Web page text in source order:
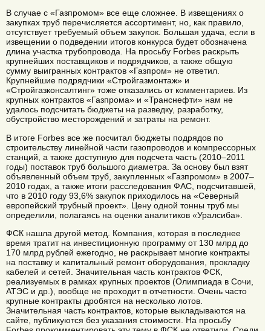
В случае с «Газпромом» все еще сложнее. В извещениях о
закупках труб перечисляется ассортимент, но, как правило,
отсутствует требуемый объем закупок. Большая удача, если в
извещении о подведении итогов конкурса будет обозначена
длина участка трубопровода. На просьбу Forbes раскрыть
крупнейших поставщиков и подрядчиков, а также общую
сумму выигранных контрактов «Газпром» не ответил.
Крупнейшие подрядчики «Стройгазмонтаж» и
«Стройгазконсалтинг» тоже отказались от комментариев. Из
крупных контрактов «Газпрома» и «Транснефти» нам не
удалось подсчитать бюджеты на разведку, разработку,
обустройство месторождений и затраты на ремонт.
В итоге Forbes все же посчитал бюджеты подрядов по
строительству линейной части газопроводов и компрессорных
станций, а также доступную для подсчета часть (2010–2011
годы) поставок труб большого диаметра. За основу был взят
объявленный объем труб, закупленных «Газпромом» в 2007–
2010 годах, а также итоги расследования ФАС, подсчитавшей,
что в 2010 году 93,6% закупок приходилось на «Северный
европейский трубный проект». Цену одной тонны труб мы
определили, полагаясь на оценки аналитиков «Уралсиба».
ФСК нашла другой метод. Компания, которая в последнее
время тратит на инвестиционную программу от 130 млрд до
170 млрд рублей ежегодно, не раскрывает многие контракты
на поставку и капитальный ремонт оборудования, прокладку
кабелей и сетей. Значительная часть контрактов ФСК,
реализуемых в рамках крупных проектов (Олимпиада в Сочи,
АТЭС и др.), вообще не проходит в отчетности. Очень часто
крупные контракты дробятся на несколько лотов.
Значительная часть контрактов, которые выкладываются на
сайте, публикуются без указания стоимости. На просьбу